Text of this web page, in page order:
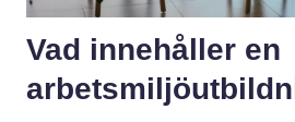
Vad innehåller en